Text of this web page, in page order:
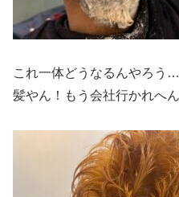
これ一体どうなるんやろう
髪やん！もう会社行かれへ